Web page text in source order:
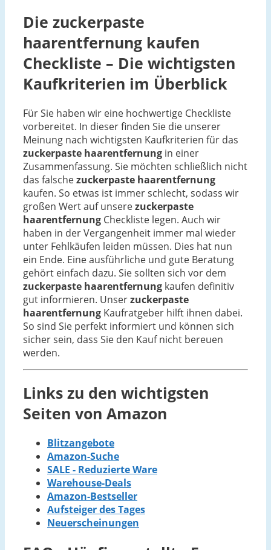
Die zuckerpaste
haarentfernung kaufen
Checkliste – Die wichtigsten
Kaufkriterien im Überblick
Für Sie haben wir eine hochwertige Checkliste
vorbereitet. In dieser finden Sie die unserer
Meinung nach wichtigsten Kaufkriterien für das
zuckerpaste haarentfernung in einer
Zusammenfassung. Sie möchten schließlich nicht
das falschezuckerpaste haarentfernung
kaufen. So etwas ist immer schlecht, sodass wir
großen Wert auf unserezuckerpaste
haarentfernung Checkliste legen. Auch wir
haben in der Vergangenheit immer mal wieder
unter Fehlkäufen leiden müssen. Dies hat nun
ein Ende. Eine ausführliche und gute Beratung
gehört einfach dazu. Sie sollten sich vor dem
zuckerpaste haarentfernung kaufen definitiv
gut informieren. Unserzuckerpaste
haarentfernung Kaufratgeber hilft ihnen dabei.
So sind Sie perfekt informiert und können sich
sicher sein, dass Sie den Kauf nicht bereuen
werden.
Links zu den wichtigsten
Seiten von Amazon
Blitzangebote
Amazon-Suche
SALE - Reduzierte Ware
Warehouse-Deals
Amazon-Bestseller
Aufsteiger des Tages
Neuerscheinungen